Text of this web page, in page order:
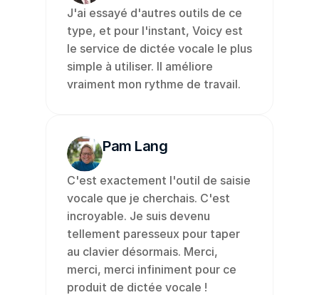
J'ai essayé d'autres outils de ce
type, et pour l'instant, Voicy est
le service de dictée vocale le plus
simple à utiliser. Il améliore
vraiment mon rythme de travail.
Pam Lang
C'est exactement l'outil de saisie
vocale que je cherchais. C'est
incroyable. Je suis devenu
tellement paresseux pour taper
au clavier désormais. Merci,
merci, merci infiniment pour ce
produit de dictée vocale !